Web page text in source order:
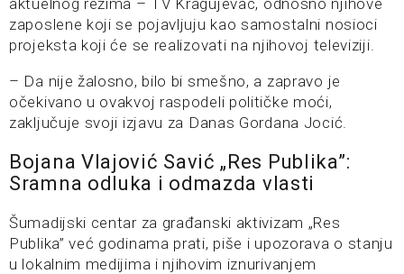
aktuelnog režima – TV Kragujevac, odnosno njihove
zaposlene koji se pojavljuju kao samostalni nosioci
projeksta koji će se realizovati na njihovoj televiziji.
– Da nije žalosno, bilo bi smešno, a zapravo je
očekivano u ovakvoj raspodeli političke moći,
zaključuje svoji izjavu za Danas Gordana Jocić.
Bojana Vlajović Savić „Res Publika”:
Sramna odluka i odmazda vlasti
Šumadijski centar za građanski aktivizam „Res
Publika” već godinama prati, piše i upozorava o stanju
u lokalnim medijima i njihovim iznurivanjem